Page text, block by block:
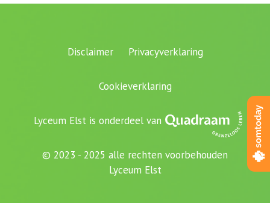
Disclaimer Privacyverklaring
Cookieverklaring
Lyceum Elst is onderdeel van
© 2023 - 2025 alle rechten voorbehouden
Lyceum Elst